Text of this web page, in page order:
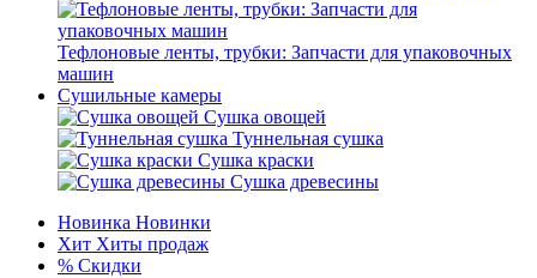
Тефлоновые ленты, трубки: Запчасти для упаковочных
машин
Сушильные камеры
Сушка овощей
Туннельная сушка
Сушка краски
Сушка древесины
Новинка Новинки
Хит Хиты продаж
% Скидки